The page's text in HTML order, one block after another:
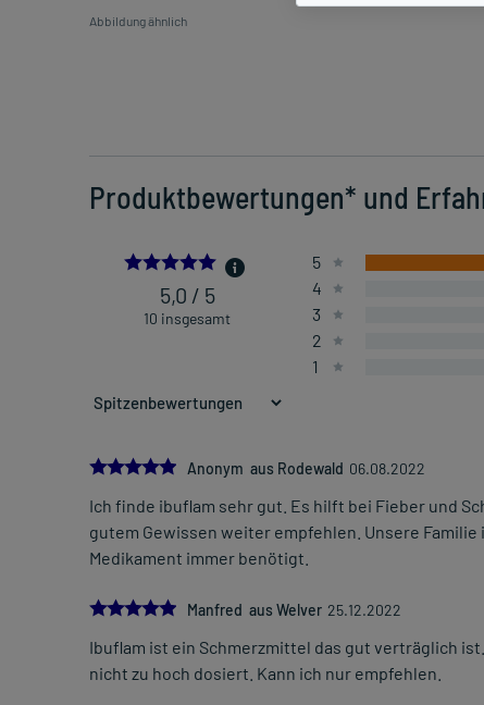
Abbildung ähnlich
Produktbewertungen* und
5.0
5,0 / 5
10 insgesamt
5
4
3
2
1
5.0
Anonym aus Rodewald 06.08.2022
Ich finde ibuflam sehr gut. Es hilft bei Fieber und
gutem Gewissen weiter empfehlen. Unsere
Medikament immer benötigt.
5.0
Manfred aus Welver 25.12.2022
Ibuflam ist ein Schmerzmittel das gut verträglich
nicht zu hoch dosiert. Kann ich nur empfehlen.